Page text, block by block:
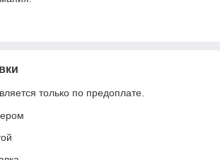
только по предоплате.